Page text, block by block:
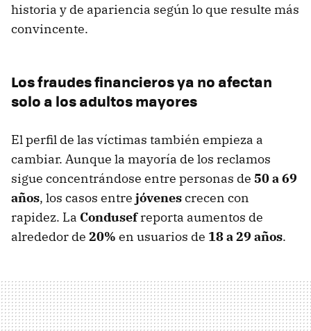
historia y de apariencia según lo que resulte más
convincente.
Los fraudes financieros ya no afectan
solo a los adultos mayores
El perfil de las víctimas también empieza a
cambiar. Aunque la mayoría de los reclamos
sigue concentrándose entre personas de 50 a 69
años, los casos entre jóvenescrecen con
rapidez. La Condusefreporta aumentos de
alrededor de 20% en usuarios de 18 a 29 años.